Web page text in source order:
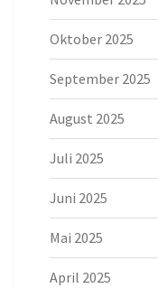
Oktober 2025
September 2025
August 2025
Juli 2025
Juni 2025
Mai 2025
April 2025